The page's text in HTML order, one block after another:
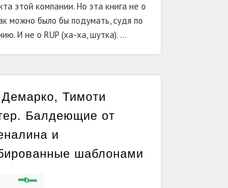
этой компании. Но эта книга не о
можно было бы подумать, судя по
И не о RUP (ха-ха, шутка). …
Тимоти
Балдеющие от
и
шаблонами